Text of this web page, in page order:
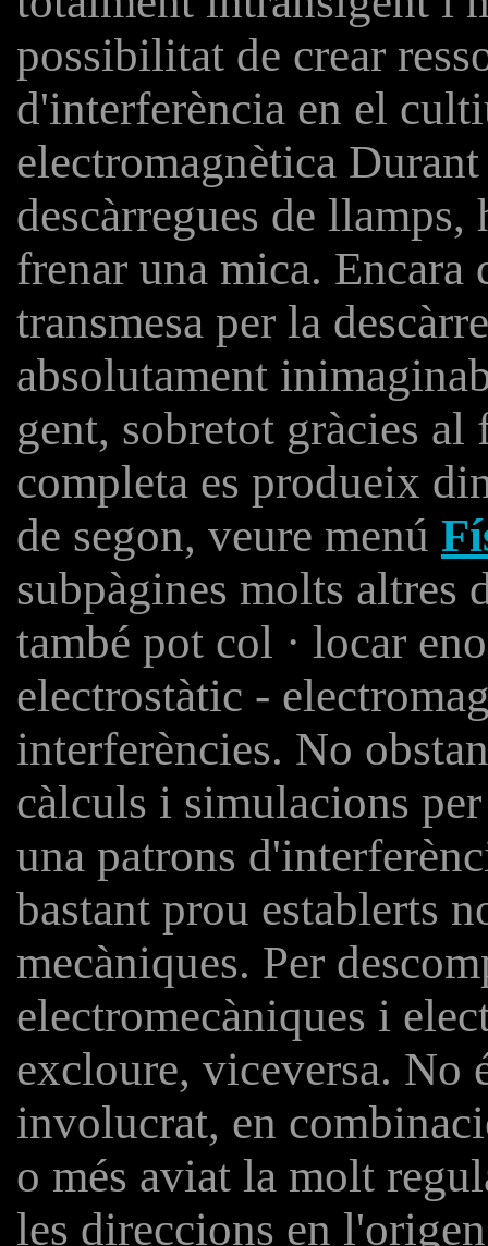
possibilitat de crear
d'interferència en el
electromagnètica
descàrregues de llamps,
frenar una mica. Encara
transmesa per la
absolutament
gent, sobretot gràcies al
completa es produeix
de segon, veure menú
subpàgines molts altres
també pot col · locar
electrostàtic -
interferències. No
càlculs i simulacions
una patrons
bastant prou establerts
mecàniques. Per
electromecàniques i
excloure, viceversa. No
involucrat, en
o més aviat la molt
les direccions en